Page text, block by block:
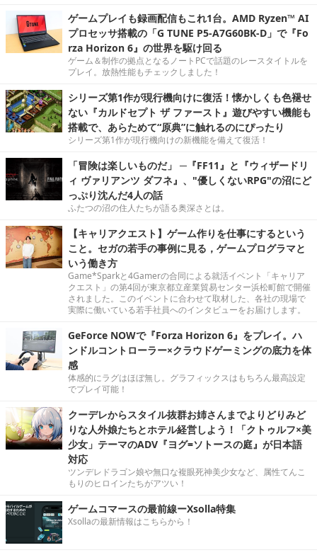
ゲームプレイも録画配信もこれ1台。AMD Ryzen™ AI
プロセッサ搭載の「G TUNE P5-A7G60BK-D」で『Fo
rza Horizon 6』の世界を駆け回る
ゲーム＆制作の拠点となるノートPCで話題のレースタイトルを
プレイ。放熱性能もチェックしました！
シリーズ第1作が現行機向けに復活！懐かしくも色褪せ
ない『カルドセプト ザ ファースト』遊びやすい機能も
搭載で、あらためて“原典”に触れるのにぴったり
シリーズ第1作が現行機向けの新機能を備えて復活！
「冒険は楽しいものだ」 ─『FF11』と『ウィザードリ
ィ ヴァリアンツ ダフネ』、"優しくないRPG"の沼にど
っぷり沈んだ4人の話
ふたつの沼の住人たちが語る奥深さとは。
【キャリアクエスト】ゲーム作りを仕事にするという
こと。セガの若手の事例に見る，ゲームプログラマと
いう働き方
Game*Sparkと4Gamerの合同による就活イベント「キャリア
クエスト」の第4回が東京都立産業貿易センター浜松町館で開催
されました。このイベントに合わせて取材した、各社の現場で
実際に働いている若手社員へのインタビューをお届けします。
GeForce NOWで『Forza Horizon 6』をプレイ。ハ
ンドルコントローラー×クラウドゲーミングの底力を体
感
体感的にラグはほぼ無し。グラフィックスはもちろん最高設定
でプレイ可能！
クーデレからスタイル抜群お姉さんまでよりどりみど
りな人外娘たちとホテル経営しよう！「クトゥルフ×美
少女」テーマのADV『ヨグ=ソトースの庭』が日本語
対応
ツンデレドラゴン娘や無口な複眼死神美少女など、属性てんこ
もりのヒロインたちがアツい！
ゲームコマースの最前線ーXsolla特集
Xsollaの最新情報はこちらから！